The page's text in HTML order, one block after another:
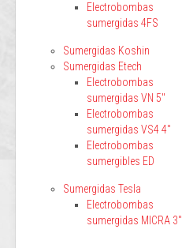
Electrobombas
sumergidas 4FS
Sumergidas Koshin
Sumergidas Etech
Electrobombas
sumergidas VN 5"
Electrobombas
sumergidas VS4 4"
Electrobombas
sumergibles ED
Sumergidas Tesla
Electrobombas
sumergidas MICRA 3"